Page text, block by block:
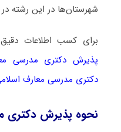
شهرستان‌ها در این رشته
برای کسب اطلاعات
پذیرش دکتری ﻣﺪرسی
دکتری ﻣﺪرسی ﻣﻌﺎرف
نحوه پذیرش دکتری